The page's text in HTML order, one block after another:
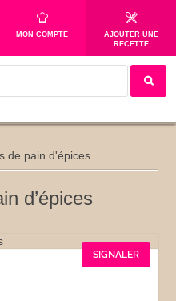
MON COMPTE
AJOUTER UNE
RECETTE
de pain d'épices
d’épices
SIGNALER